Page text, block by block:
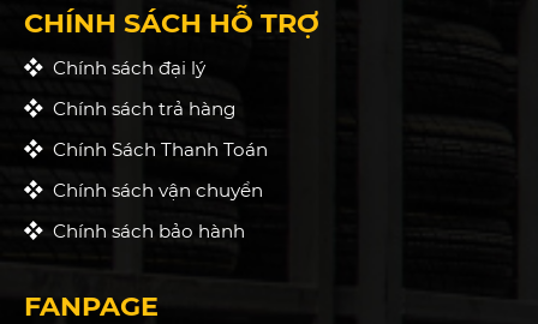
CHÍNH SÁCH HỖ TRỢ
Chính sách đại lý
Chính sách trả hàng
Chính Sách Thanh Toán
Chính sách vận chuyển
Chính sách bảo hành
FANPAGE